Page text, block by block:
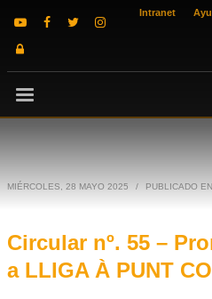
Intranet
MIÉRCOLES, 28 MAYO 2025 / PUBLICADO EN
Circular nº. 55 –
a LLIGA À PUNT